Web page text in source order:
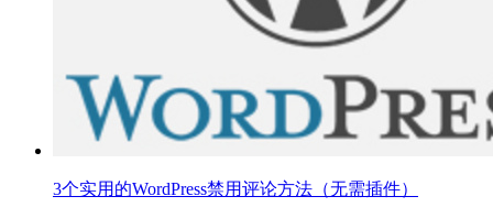
3个实用的WordPress禁用评论方法（无需插件）